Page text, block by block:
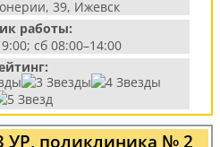
39, Ижевск
работы:
сб 08:00–14:00
УР, поликлиника № 2